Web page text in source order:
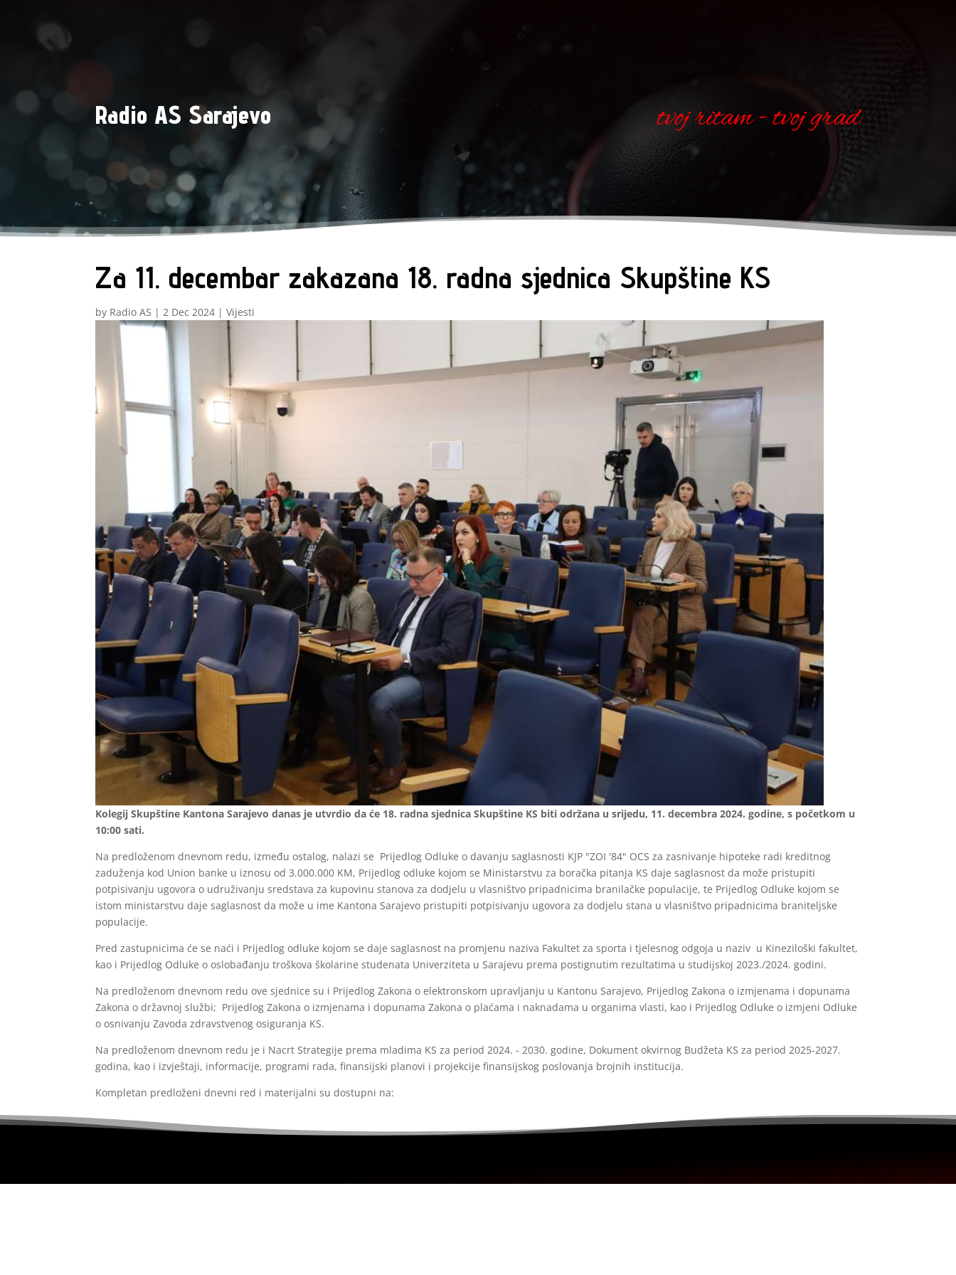
Radio AS Sarajevo tvoj ritam - tvoj grad
Za 11. decembar zakazana 18. radna sjednica Skupštine KS
by Radio AS | 2 Dec 2024 |Vijesti
Kolegij Skupštine Kantona Sarajevo danas je utvrdio da će 18. radna sjednica Skupštine KS biti održana u srijedu, 11. decembra 2024. godine, s početkom u
10:00 sati.
Na predloženom dnevnom redu, između ostalog, nalazi se Prijedlog Odluke o davanju saglasnosti KJP "ZOI '84" OCS za zasnivanje hipoteke radi kreditnog
zaduženja kod Union banke u iznosu od 3.000.000 KM, Prijedlog odluke kojom se Ministarstvu za boračka pitanja KS daje saglasnost da može pristupiti
potpisivanju ugovora o udruživanju sredstava za kupovinu stanova za dodjelu u vlasništvo pripadnicima branilačke populacije, te Prijedlog Odluke kojom se
istom ministarstvu daje saglasnost da može u ime Kantona Sarajevo pristupiti potpisivanju ugovora za dodjelu stana u vlasništvo pripadnicima braniteljske
populacije.
Pred zastupnicima će se naći i Prijedlog odluke kojom se daje saglasnost na promjenu naziva Fakultet za sporta i tjelesnog odgoja u naziv u Kineziloški fakultet,
kao i Prijedlog Odluke o oslobađanju troškova školarine studenata Univerziteta u Sarajevu prema postignutim rezultatima u studijskoj 2023./2024. godini.
Na predloženom dnevnom redu ove sjednice su i Prijedlog Zakona o elektronskom upravljanju u Kantonu Sarajevo, Prijedlog Zakona o izmjenama i dopunama
Zakona o državnoj službi; Prijedlog Zakona o izmjenama i dopunama Zakona o plaćama i naknadama u organima vlasti, kao i Prijedlog Odluke o izmjeni Odluke
o osnivanju Zavoda zdravstvenog osiguranja KS.
Na predloženom dnevnom redu je i Nacrt Strategije prema mladima KS za period 2024. - 2030. godine, Dokument okvirnog Budžeta KS za period 2025-2027.
godina, kao i izvještaji, informacije, programi rada, finansijski planovi i projekcije finansijskog poslovanja brojnih institucija.
Kompletan predloženi dnevni red i materijalni su dostupni na: